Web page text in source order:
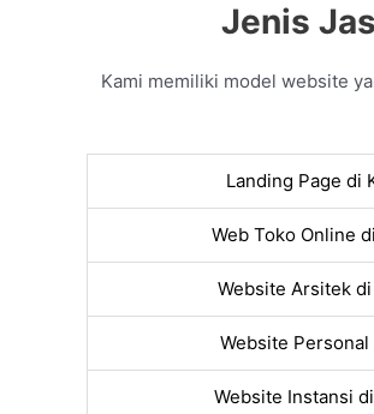
Jenis
Kami memiliki model website
Landing Page di
Web Toko Online
Website Arsitek
Website Personal
Website Instansi